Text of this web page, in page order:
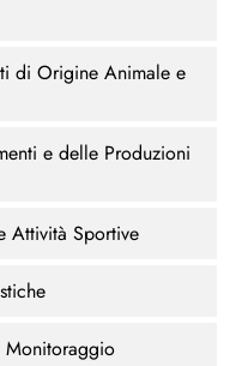
di Origine Animale e
e delle Produzioni
Attività Sportive
Monitoraggio